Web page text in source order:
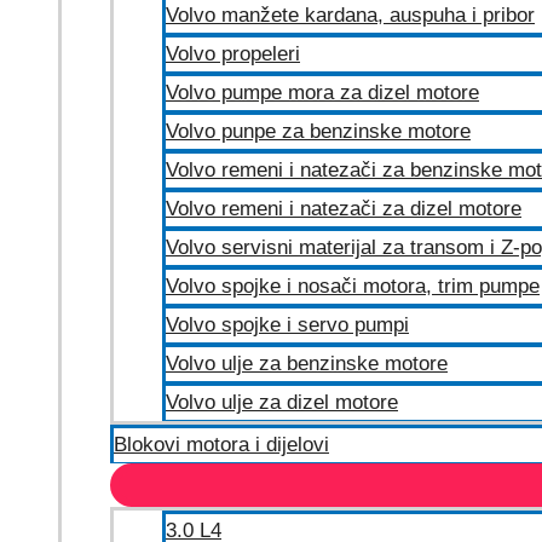
Volvo manžete kardana, auspuha i pribor
Volvo propeleri
Volvo pumpe mora za dizel motore
Volvo punpe za benzinske motore
Volvo remeni i natezači za benzinske
Volvo remeni i natezači za dizel motore
Volvo servisni materijal za transom i Z-
Volvo spojke i nosači motora, trim pumpe
Volvo spojke i servo pumpi
Volvo ulje za benzinske motore
Volvo ulje za dizel motore
Blokovi motora i dijelovi
3.0 L4